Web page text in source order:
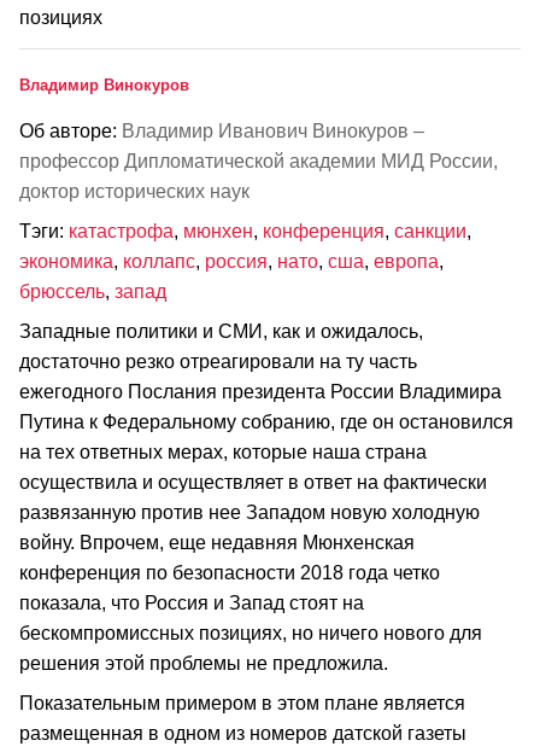
позициях
Владимир Винокуров
Об авторе: Владимир Иванович Винокуров –
профессор Дипломатической академии МИД России,
доктор исторических наук
Тэги: катастрофа, мюнхен, конференция, санкции,
экономика, коллапс, россия, нато, сша, европа,
брюссель, запад
Западные политики и СМИ, как и ожидалось,
достаточно резко отреагировали на ту часть
ежегодного Послания президента России Владимира
Путина к Федеральному собранию, где он остановился
на тех ответных мерах, которые наша страна
осуществила и осуществляет в ответ на фактически
развязанную против нее Западом новую холодную
войну. Впрочем, еще недавняя Мюнхенская
конференция по безопасности 2018 года четко
показала, что Россия и Запад стоят на
бескомпромиссных позициях, но ничего нового для
решения этой проблемы не предложила.
Показательным примером в этом плане является
размещенная в одном из номеров датской газеты